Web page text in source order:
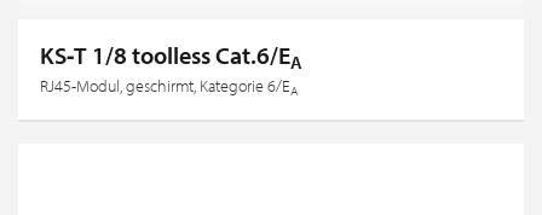
KS‐T 1/8 toolless Cat.6/EA
RJ45-Modul, geschirmt, Kategorie 6/EA